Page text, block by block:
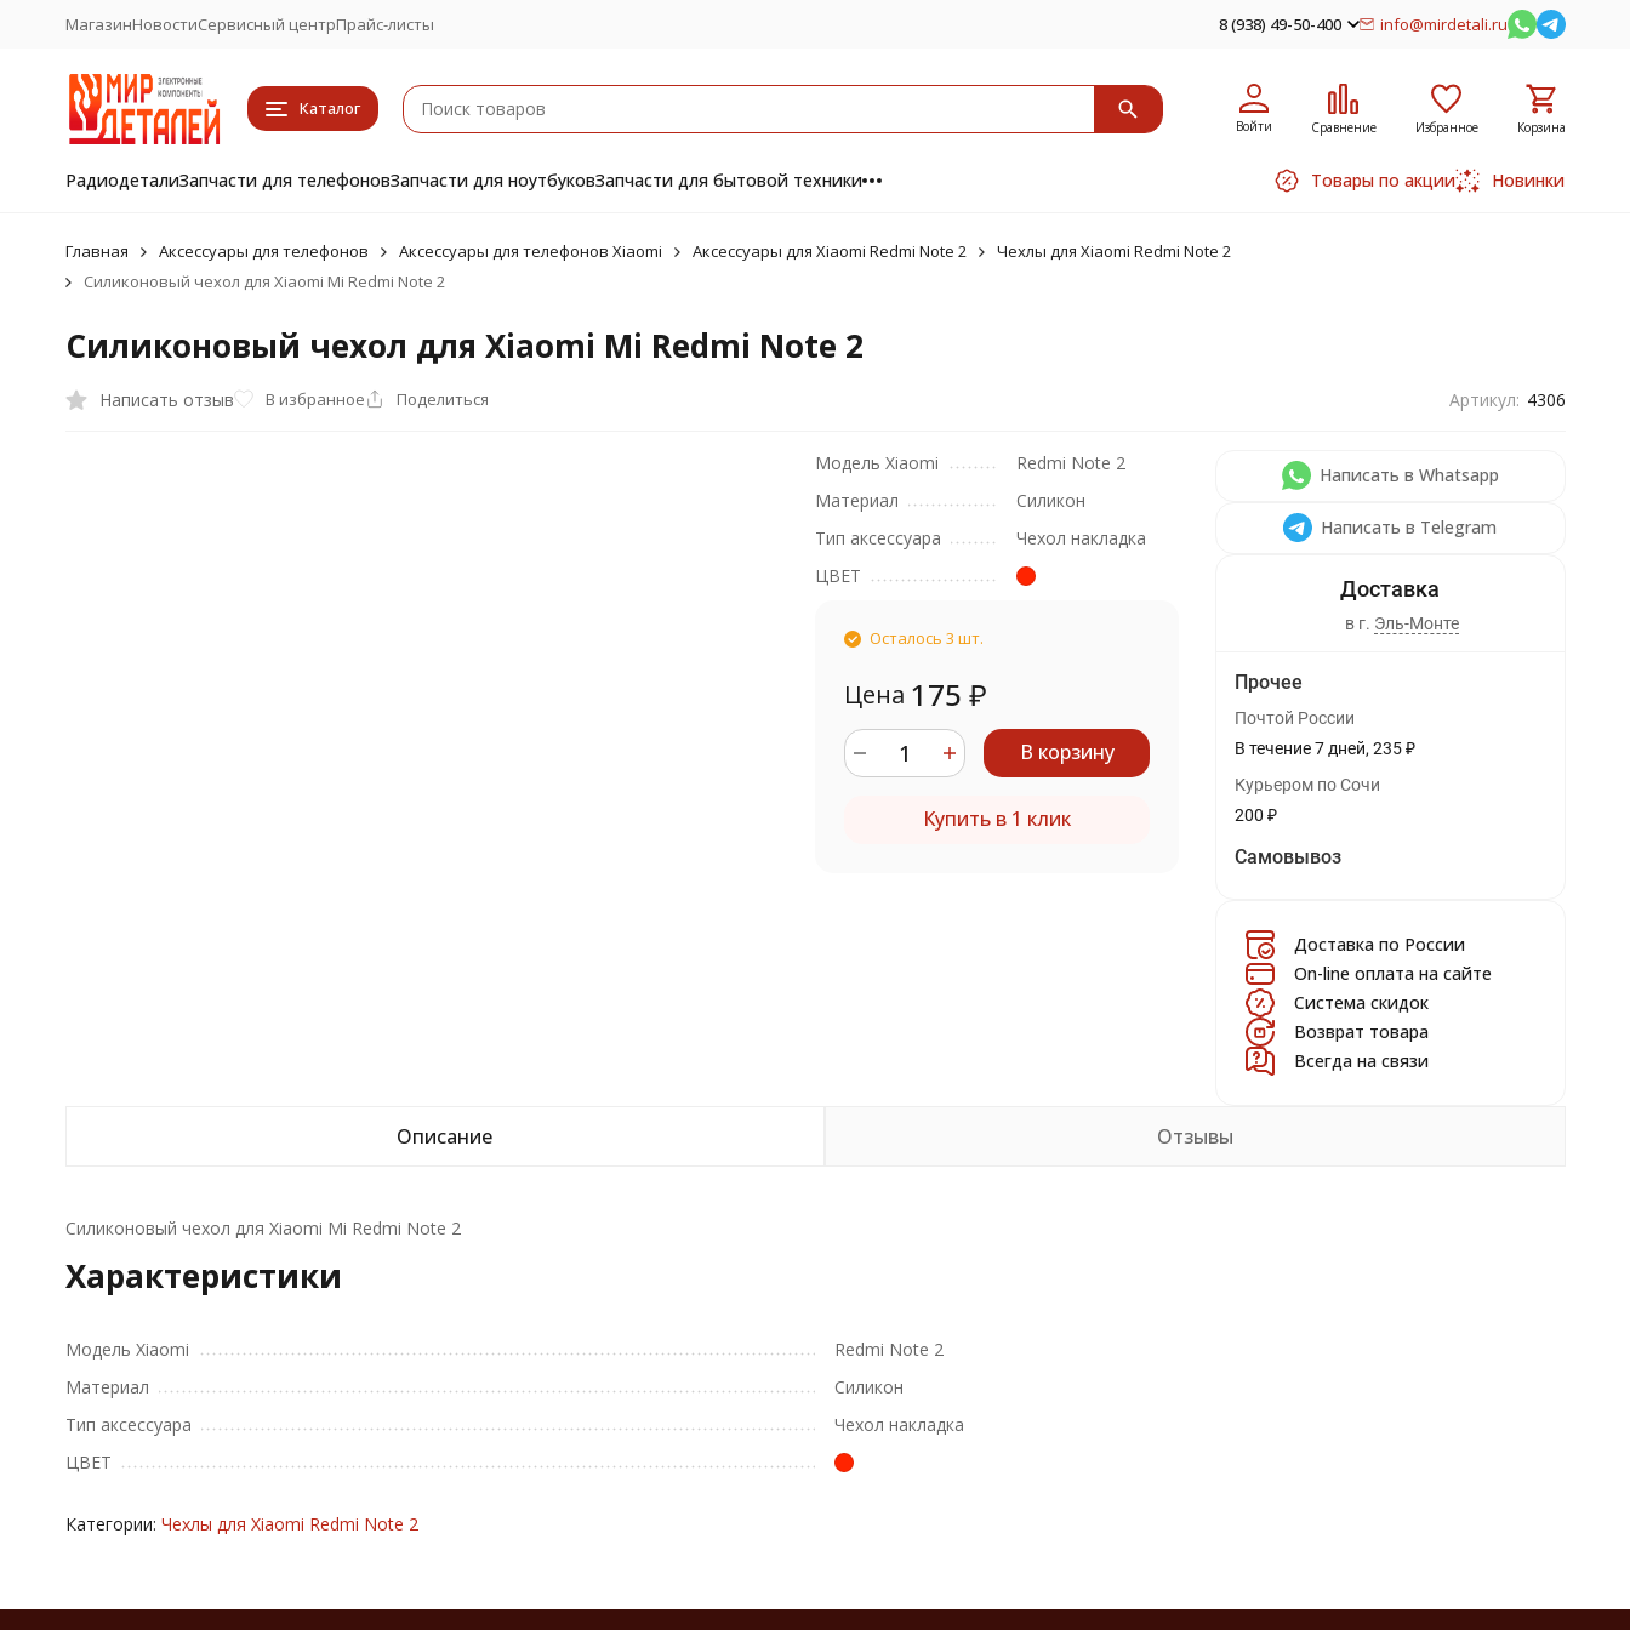
МагазинНовостиСервисный центрПрайс-листы 8 (938) 49-50-400 info@mirdetali.ru
Каталог
Войти Сравнение Избранное Корзина
РадиодеталиЗапчасти для телефоновЗапчасти для ноутбуковЗапчасти для бытовой техники Товары по акции Новинки
Главная Аксессуары для телефонов Аксессуары для телефонов Xiaomi Аксессуары для Xiaomi Redmi Note 2
Чехлы для Xiaomi Redmi Note 2
Силиконовый чехол для Xiaomi Mi Redmi Note 2
Силиконовый чехол для Xiaomi Mi Redmi Note 2
Написать отзыв В избранное Поделиться Артикул: 4306
Модель Xiaomi
Redmi Note 2
Материал
Силикон
Тип аксессуара
Чехол накладка
ЦВЕТ
Осталось 3 шт.
Цена 175 ₽
В корзину
Купить в 1 клик
Написать в Whatsapp
Написать в Telegram
в г. Эль-Монте
Прочее
Почтой России
В течение7 дней 235₽
Курьером по Сочи
200 ₽
Самовывоз
Доставка по России
On-line оплата на сайте
Система скидок
Возврат товара
Всегда на связи
Описание Отзывы
Силиконовый чехол для Xiaomi Mi Redmi Note 2
Характеристики
Модель Xiaomi
Redmi Note 2
Материал
Силикон
Тип аксессуара
Чехол накладка
ЦВЕТ
Категории: Чехлы для Xiaomi Redmi Note 2